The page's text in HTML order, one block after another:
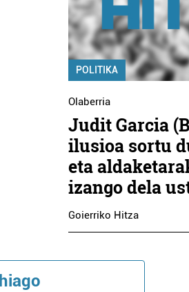
POLITIKA
Olaberria
Judit Garcia
ilusioa sortu
eta
izango dela
Goierriko Hitza